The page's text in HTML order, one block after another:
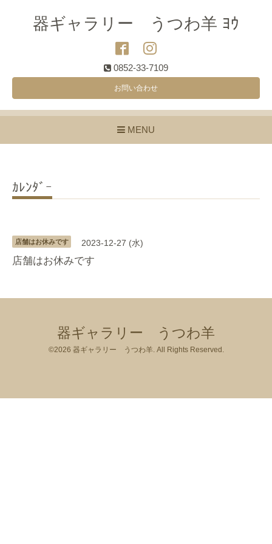
器ギャラリー うつわ羊 ﾖｳ
0852-33-7109
お問い合わせ
MENU
ｶﾚﾝﾀﾞｰ
店舗はお休みです 2023-12-27 (水)
店舗はお休みです
器ギャラリー うつわ羊
©2026 器ギャラリー うつわ羊. All Rights Reserved.